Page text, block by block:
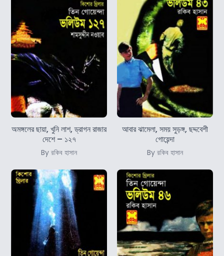
অমঙ্গলের ছায়া, খুনি লাশ, ড্রাগন রাজার
দেশে – ১২৭
By রকিব হাসান
আবার ঝামেলা, সময় সুড়ঙ্গ, ছদ্দবেশী
গোয়েন্দা
By রকিব হাসান